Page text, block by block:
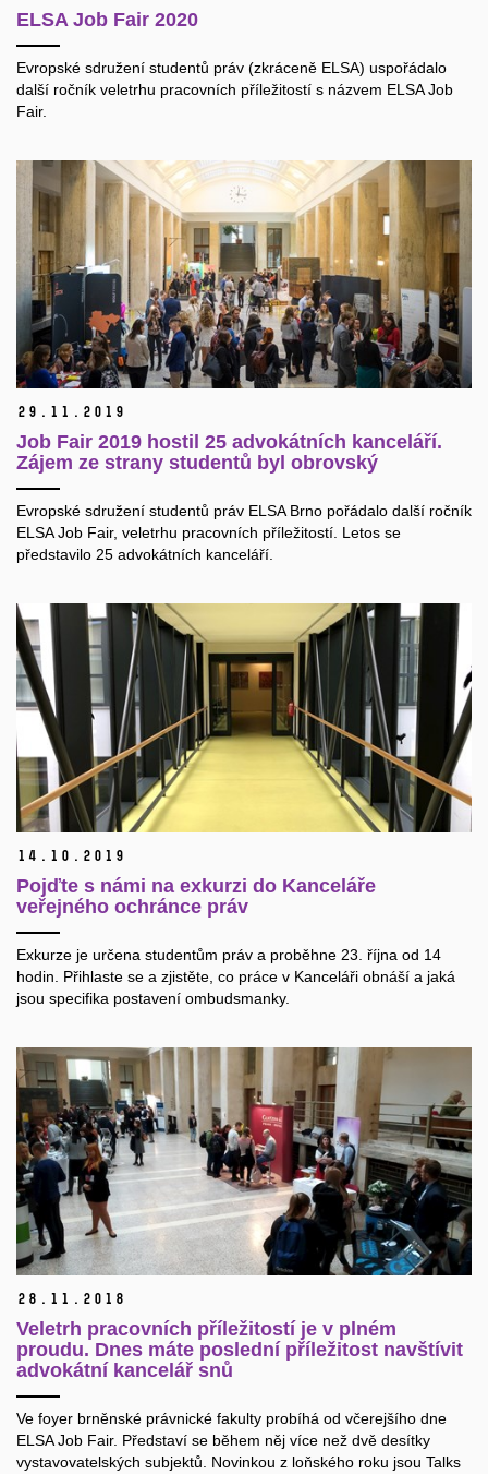
ELSA Job Fair 2020
Evropské sdružení studentů práv (zkráceně ELSA) uspořádalo
další ročník veletrhu pracovních příležitostí s názvem ELSA Job
Fair.
29. 11. 2019
Job Fair 2019 hostil 25 advokátních kanceláří.
Zájem ze strany studentů byl obrovský
Evropské sdružení studentů práv ELSA Brno pořádalo další ročník
ELSA Job Fair, veletrhu pracovních příležitostí. Letos se
představilo 25 advokátních kanceláří.
14. 10. 2019
Pojďte s námi na exkurzi do Kanceláře
veřejného ochránce práv
Exkurze je určena studentům práv a proběhne 23. října od 14
hodin. Přihlaste se a zjistěte, co práce v Kanceláři obnáší a jaká
jsou specifika postavení ombudsmanky.
28. 11. 2018
Veletrh pracovních příležitostí je v plném
proudu. Dnes máte poslední příležitost navštívit
advokátní kancelář snů
Ve foyer brněnské právnické fakulty probíhá od včerejšího dne
ELSA Job Fair. Představí se během něj více než dvě desítky
vystavovatelských subjektů. Novinkou z loňského roku jsou Talks